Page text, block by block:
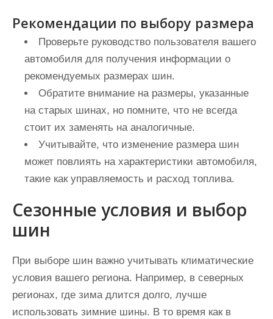
Рекомендации по выбору размера
Проверьте руководство пользователя вашего
автомобиля для получения информации о
рекомендуемых размерах шин.
Обратите внимание на размеры, указанные
на старых шинах, но помните, что не всегда
стоит их заменять на аналогичные.
Учитывайте, что изменение размера шин
может повлиять на характеристики автомобиля,
такие как управляемость и расход топлива.
Сезонные условия и выбор
шин
При выборе шин важно учитывать климатические
условия вашего региона. Например, в северных
регионах, где зима длится долго, лучше
использовать зимние шины. В то время как в